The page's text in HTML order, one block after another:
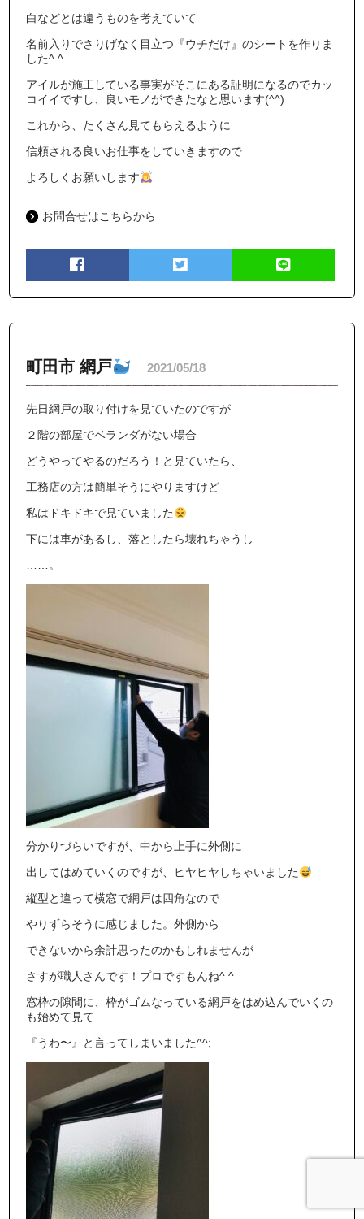
白などとは違うものを考えていて
名前入りでさりげなく目立つ『ウチだけ』のシートを作りま
した^ ^
アイルが施工している事実がそこにある証明になるのでカッ
コイイですし、良いモノができたなと思います(^^)
これから、たくさん見てもらえるように
信頼される良いお仕事をしていきますので
よろしくお願いします
お問合せはこちらから
町田市 網戸 2021/05/18
先日網戸の取り付けを見ていたのですが
２階の部屋でベランダがない場合
どうやってやるのだろう！と見ていたら、
工務店の方は簡単そうにやりますけど
私はドキドキで見ていました
下には車があるし、落としたら壊れちゃうし
……。
分かりづらいですが、中から上手に外側に
出してはめていくのですが、ヒヤヒヤしちゃいました
縦型と違って横窓で網戸は四角なので
やりずらそうに感じました。外側から
できないから余計思ったのかもしれませんが
さすが職人さんです！プロですもんね^ ^
窓枠の隙間に、枠がゴムなっている網戸をはめ込んでいくの
も始めて見て
『うわ〜』と言ってしまいました^^;